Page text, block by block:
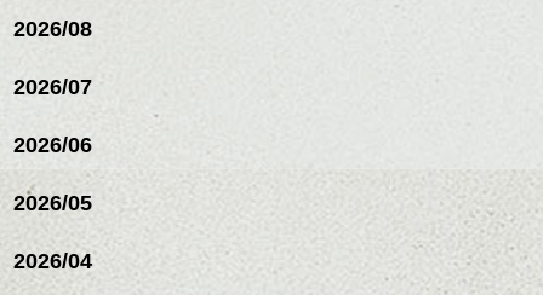
2026/08
2026/07
2026/06
2026/05
2026/04